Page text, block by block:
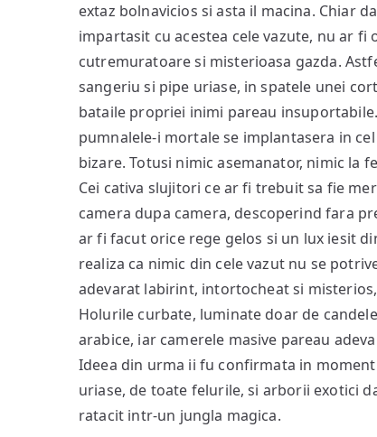
extaz bolnavicios si asta il macina. Chiar
impartasit cu acestea cele vazute, nu ar
cutremuratoare si misterioasa gazda.
sangeriu si pipe uriase, in spatele unei
bataile propriei inimi pareau
pumnalele-i mortale se implantasera in
bizare. Totusi nimic asemanator, nimic la
Cei cativa slujitori ce ar fi trebuit sa fie
camera dupa camera, descoperind fara
ar fi facut orice rege gelos si un lux iesit
realiza ca nimic din cele vazut nu se
adevarat labirint, intortocheat si
Holurile curbate, luminate doar de
arabice, iar camerele masive pareau
Ideea din urma ii fu confirmata in
uriase, de toate felurile, si arborii exotici
ratacit intr-un jungla magica.